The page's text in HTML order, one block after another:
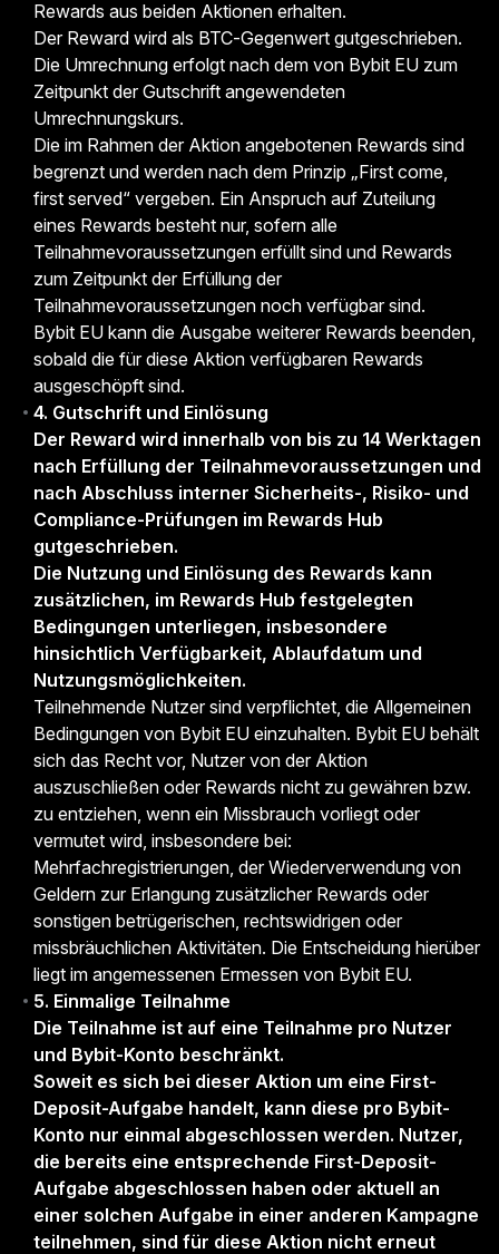
Rewards aus beiden Aktionen erhalten.
Der Reward wird als BTC-Gegenwert gutgeschrieben.
Die Umrechnung erfolgt nach dem von Bybit EU zum
Zeitpunkt der Gutschrift angewendeten
Umrechnungskurs.
Die im Rahmen der Aktion angebotenen Rewards sind
begrenzt und werden nach dem Prinzip „First come,
first served“ vergeben. Ein Anspruch auf Zuteilung
eines Rewards besteht nur, sofern alle
Teilnahmevoraussetzungen erfüllt sind und Rewards
zum Zeitpunkt der Erfüllung der
Teilnahmevoraussetzungen noch verfügbar sind.
Bybit EU kann die Ausgabe weiterer Rewards beenden,
sobald die für diese Aktion verfügbaren Rewards
ausgeschöpft sind.
4. Gutschrift und Einlösung
Der Reward wird innerhalb von bis zu 14 Werktagen
nach Erfüllung der Teilnahmevoraussetzungen und
nach Abschluss interner Sicherheits-, Risiko- und
Compliance-Prüfungen im Rewards Hub
gutgeschrieben.
Die Nutzung und Einlösung des Rewards kann
zusätzlichen, im Rewards Hub festgelegten
Bedingungen unterliegen, insbesondere
hinsichtlich Verfügbarkeit, Ablaufdatum und
Nutzungsmöglichkeiten.
Teilnehmende Nutzer sind verpflichtet, die Allgemeinen
Bedingungen von Bybit EU einzuhalten. Bybit EU behält
sich das Recht vor, Nutzer von der Aktion
auszuschließen oder Rewards nicht zu gewähren bzw.
zu entziehen, wenn ein Missbrauch vorliegt oder
vermutet wird, insbesondere bei:
Mehrfachregistrierungen, der Wiederverwendung von
Geldern zur Erlangung zusätzlicher Rewards oder
sonstigen betrügerischen, rechtswidrigen oder
missbräuchlichen Aktivitäten. Die Entscheidung hierüber
liegt im angemessenen Ermessen von Bybit EU.
5. Einmalige Teilnahme
Die Teilnahme ist auf eine Teilnahme pro Nutzer
und Bybit-Konto beschränkt.
Soweit es sich bei dieser Aktion um eine First-
Deposit-Aufgabe handelt, kann diese pro Bybit-
Konto nur einmal abgeschlossen werden. Nutzer,
die bereits eine entsprechende First-Deposit-
Aufgabe abgeschlossen haben oder aktuell an
einer solchen Aufgabe in einer anderen Kampagne
teilnehmen, sind für diese Aktion nicht erneut